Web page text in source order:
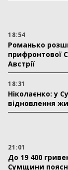
18:54
Романько
прифронтової
Австрії
18:31
Ніколаєнко: у
відновлення
21:01
До 19 400
Сумщини